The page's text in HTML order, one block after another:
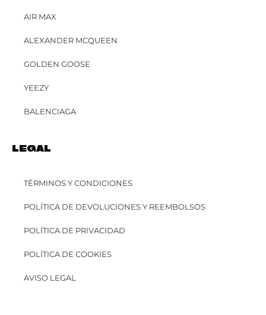
AIR MAX
ALEXANDER MCQUEEN
GOLDEN GOOSE
YEEZY
BALENCIAGA
LEGAL
TÉRMINOS Y CONDICIONES
POLÍTICA DE DEVOLUCIONES Y REEMBOLSOS
POLÍTICA DE PRIVACIDAD
POLÍTICA DE COOKIES
AVISO LEGAL